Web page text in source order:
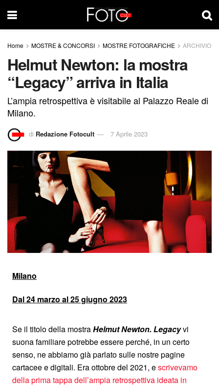
Home MOSTRE & CONCORSI MOSTRE FOTOGRAFICHE ARCHIVIO
Helmut Newton: la mostra
“Legacy” arriva in Italia
L’ampia retrospettiva è visitabile al Palazzo Reale di
Milano.
di Redazione Fotocult 7 Aprile 2023
Milano
Dal24 marzo al 25 giugno 2023
Se il titolo della mostraHelmut Newton. Legacyvi
suona familiare potrebbe essere perché, in un certo
senso, ne abbiamo già parlato sulle nostre pagine
cartacee e digitali. Era ottobre del 2021, escrivevamo
della prima tappa dell’ampia retrospettiva ideata in